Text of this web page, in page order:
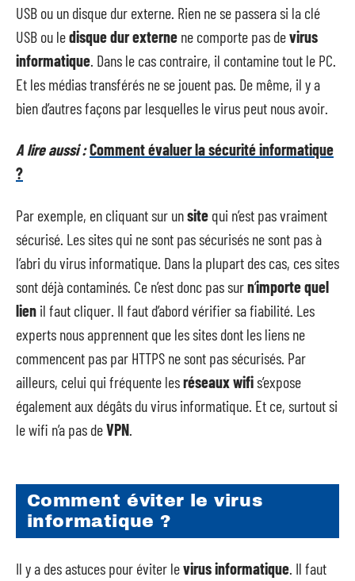
USB ou un disque dur externe. Rien ne se passera si la clé
USB ou ledisquedurexterne ne comporte pas devirus
informatique . Dans le cas contraire, il contamine tout le PC.
Et les médias transférés ne se jouent pas. De même, il y a
bien d’autres façons par lesquelles le virus peut nous avoir.
A lire aussi :Comment évaluer la sécurité informatique
?
Par exemple, en cliquant sur unsite qui n’est pas vraiment
sécurisé. Les sites qui ne sont pas sécurisés ne sont pas à
l’abri du virus informatique. Dans la plupart des cas, ces sites
sont déjà contaminés. Ce n’est donc pas surn‘importequel
lien il faut cliquer. Il faut d’abord vérifier sa fiabilité. Les
experts nous apprennent que les sites dont les liens ne
commencent pas par HTTPS ne sont pas sécurisés. Par
ailleurs, celui qui fréquente lesréseaux wifis’expose
également aux dégâts du virus informatique. Et ce, surtout si
le wifi n’a pas deVPN
Comment éviter le virus
informatique ?
Il y a des astuces pour éviter levirusinformatique . Il faut